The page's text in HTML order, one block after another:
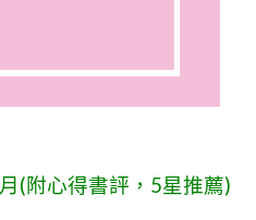
(附心得書評，5星推薦)